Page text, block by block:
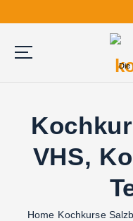
Die
VHS,
Home Kochkurse